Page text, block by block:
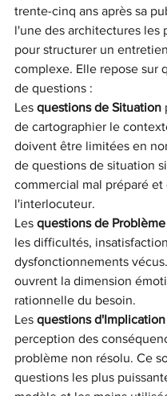
trente-cinq ans après sa
l'une des architectures les
pour structurer un
complexe. Elle repose sur
de questions :
Les questions de Situation
de cartographier le
doivent être limitées en
de questions de situation
commercial mal préparé
l'interlocuteur.
Les questions de Problème
les difficultés,
dysfonctionnements
ouvrent la dimension
rationnelle du besoin.
Les questions d'Implication
perception des
problème non résolu. Ce
questions les plus